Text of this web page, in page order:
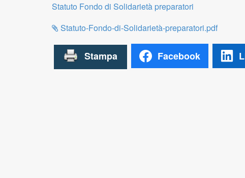
Statuto Fondo di Solidarietà preparatori
Statuto-Fondo-di-Solidarietà-preparatori.pdf
Facebook